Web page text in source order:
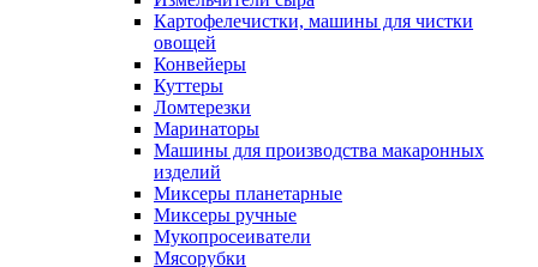
Картофелечистки, машины для чистки
овощей
Конвейеры
Куттеры
Ломтерезки
Маринаторы
Машины для производства макаронных
изделий
Миксеры планетарные
Миксеры ручные
Мукопросеиватели
Мясорубки